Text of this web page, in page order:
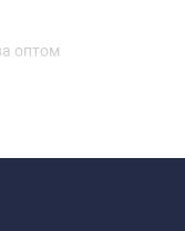
оптом